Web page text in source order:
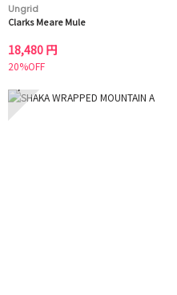
Ungrid
Clarks Meare Mule
18,480 円
20%OFF
7